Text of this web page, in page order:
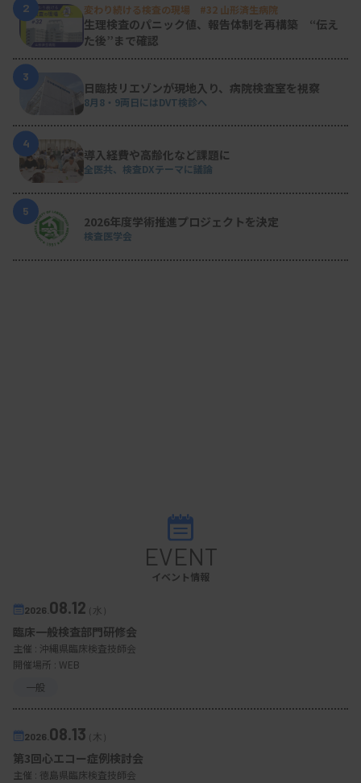
2 変わり続ける検査の現場 #32 山形済生病院
生理検査のパニック値、報告体制を再構築 “伝え
た後”まで確認
3
日臨技リエゾンが現地入り、病院検査室を視察
8月8・9両日にはDVT検診へ
4
導入経費や高齢化など課題に
全医共、検査DXテーマに議論
5
2026年度学術推進プロジェクトを決定
検査医学会
EVENT
イベント情報
2026. 08.12（水）
臨床一般検査部門研修会
主催 : 沖縄県臨床検査技師会
開催場所 : WEB
一般
2026. 08.13（木）
第3回心エコー症例検討会
主催 : 徳島県臨床検査技師会